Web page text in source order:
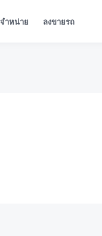
ำหน่าย ลงขายรถ